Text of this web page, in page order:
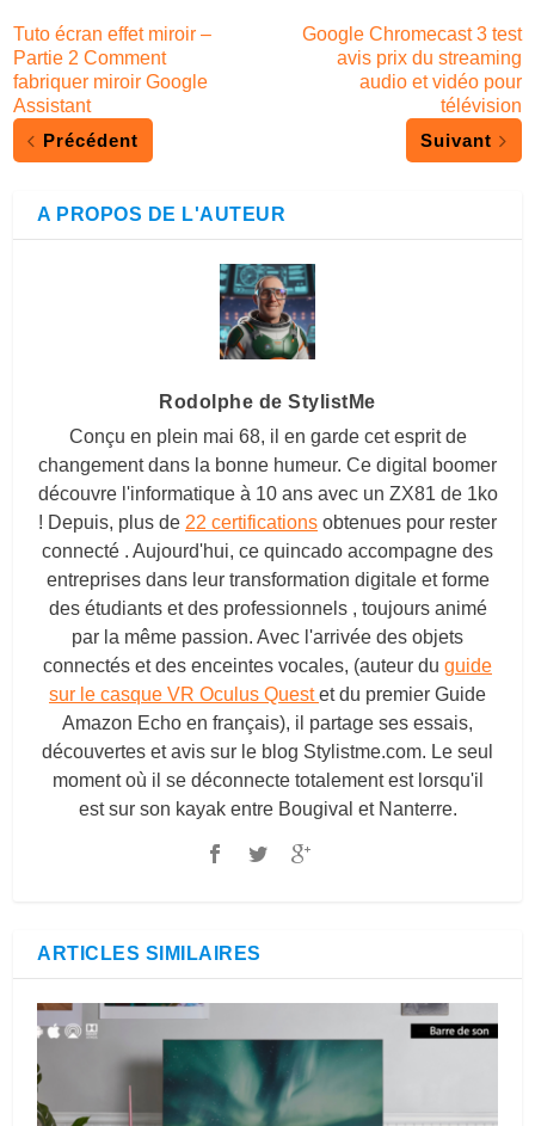
Tuto écran effet miroir –
Partie 2 Comment
fabriquer miroir Google
Assistant
Précédent
Google Chromecast 3 test
avis prix du streaming
audio et vidéo pour
télévision
Suivant
A PROPOS DE L'AUTEUR
Rodolphe de StylistMe
Conçu en plein mai 68, il en garde cet esprit de
changement dans la bonne humeur. Ce digital boomer
découvre l'informatique à 10 ans avec un ZX81 de 1ko
! Depuis, plus de 22 certifications obtenues pour rester
connecté . Aujourd'hui, ce quincado accompagne des
entreprises dans leur transformation digitale et forme
des étudiants et des professionnels , toujours animé
par la même passion. Avec l'arrivée des objets
connectés et des enceintes vocales, (auteur du guide
sur le casque VR Oculus Questet du premier Guide
Amazon Echo en français), il partage ses essais,
découvertes et avis sur le blog Stylistme.com. Le seul
moment où il se déconnecte totalement est lorsqu'il
est sur son kayak entre Bougival et Nanterre.
ARTICLES SIMILAIRES